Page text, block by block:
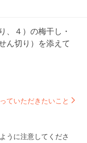
、４）の梅干し・
ん切り）を添えて
ていただきたいこと
うに注意してくださ